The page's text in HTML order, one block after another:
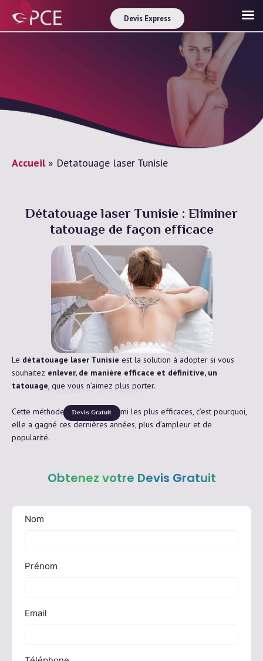
Vous avez droit à la chirurgie esthétique
Devis gratuit en 30 secondes !
Devis Gratuit
Accueil» Detatouage laser Tunisie
Détatouage laser Tunisie : Eliminer
tatouage de façon efficace
Le détatouage laser Tunisie est la solution à adopter si vous
souhaitez enlever, de manière efficace et définitive, un
tatouage, que vous n’aimez plus porter.
Cette méthode est classée parmi les plus efficaces, c’est pourquoi,
elle a gagné ces dernières années, plus d’ampleur et de
popularité.
Obtenez votre Devis Gratuit
Devis Express